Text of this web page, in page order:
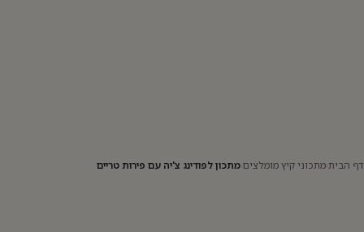
דף הביתמתכוני קיץ מומלציםמתכון לפודינג צ'יה עם פירות טריים